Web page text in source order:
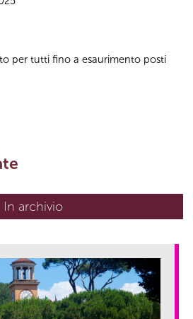
per tutti fino a esaurimento posti
In archivio